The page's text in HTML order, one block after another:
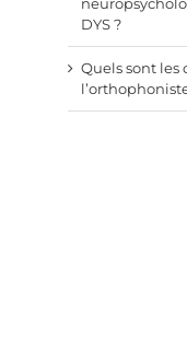
DYS ?
Quels sont les